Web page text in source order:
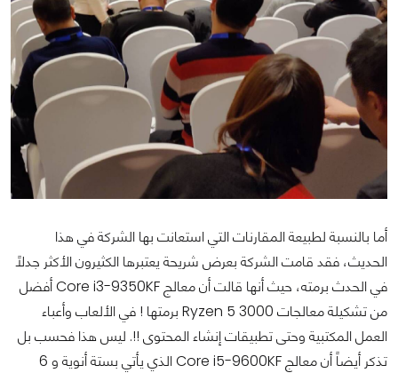
أما بالنسبة لطبيعة المقارنات التي استعانت بها الشركة في هذا
الحديث، فقد قامت الشركة بعرض شريحة يعتبرها الكثيرون الأكثر جدلاً
في الحدث برمته، حيث أنها قالت أن معالج Core i3-9350KF أفضل
من تشكيلة معالجات Ryzen 5 3000 برمتها ! في الألعاب
وأعباء
العمل المكتبية وحتى تطبيقات إنشاء المحتوى !!. ليس هذا فحسب بل
تذكر أيضاً أن معالج Core i5-9600KF الذي يأتي بستة أنوية و 6